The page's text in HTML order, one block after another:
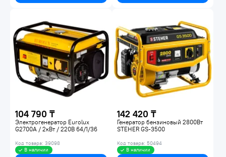
104 790 ₸
Электрогенератор Eurolux
G2700A / 2кВт / 220В 64/1/36
Код товара: 39098
В наличии
142 420 ₸
Генератор бензиновый 2800Вт
STEHER GS-3500
Код товара: 50494
В наличии